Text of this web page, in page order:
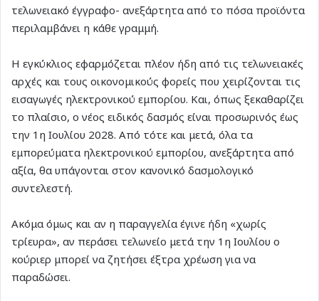
τελωνειακό έγγραφο- ανεξάρτητα από το πόσα προϊόντα
περιλαμβάνει η κάθε γραμμή.
Η εγκύκλιος εφαρμόζεται πλέον ήδη από τις τελωνειακές
αρχές και τους οικονομικούς φορείς που χειρίζονται τις
εισαγωγές ηλεκτρονικού εμπορίου. Και, όπως ξεκαθαρίζει
το πλαίσιο, ο νέος ειδικός δασμός είναι προσωρινός έως
την 1η Ιουλίου 2028. Από τότε και μετά, όλα τα
εμπορεύματα ηλεκτρονικού εμπορίου, ανεξάρτητα από
αξία, θα υπάγονται στον κανονικό δασμολογικό
συντελεστή.
Ακόμα όμως και αν η παραγγελία έγινε ήδη «χωρίς
τρίευρα», αν περάσει τελωνείο μετά την 1η Ιουλίου ο
κούριερ μπορεί να ζητήσει έξτρα χρέωση για να
παραδώσει.